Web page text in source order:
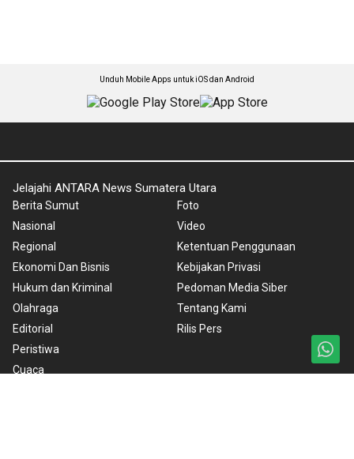
Unduh Mobile Apps untuk iOS dan Android
Jelajahi ANTARA News Sumatera Utara
Berita Sumut
Nasional
Regional
Ekonomi Dan Bisnis
Hukum dan Kriminal
Olahraga
Editorial
Peristiwa
Cuaca
Foto
Video
Ketentuan Penggunaan
Kebijakan Privasi
Pedoman Media Siber
Tentang Kami
Rilis Pers